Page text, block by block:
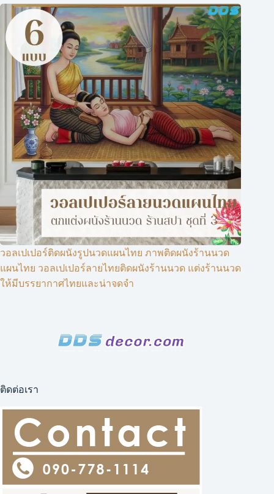
วอลเปเปอร์ติดผนังรูปนวดแผนไทย ภาพติดผนังร้านนวด
แผนไทย วอลเปเปอร์ลายไทยติดผนังร้านนวด แต่งร้านนวด
ให้มีบรรยากาศไทยและน่าจดจำ
ติดต่อเรา